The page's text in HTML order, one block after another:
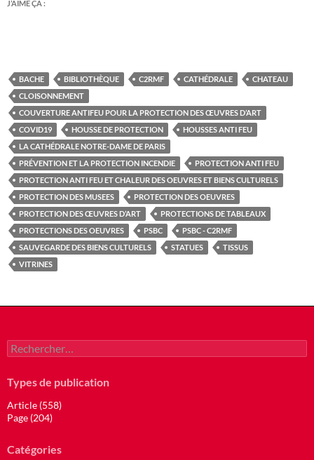
J’AIME ÇA :
BACHE BIBLIOTHÈQUE C2RMF CATHÉDRALE
CHATEAU
CLOISONNEMENT
COUVERTURE ANTIFEU POUR LA PROTECTION DES ŒUVRES D’ART
COVID19
HOUSSE DE PROTECTION
HOUSSES ANTI FEU
LA CATHÉDRALE NOTRE-DAME DE PARIS
PRÉVENTION ET LA PROTECTION INCENDIE
PROTECTION ANTI FEU
PROTECTION ANTI FEU ET CHALEUR DES OEUVRES ET BIENS CULTURELS
PROTECTION DES MUSEES
PROTECTION DES OEUVRES
PROTECTION DES ŒUVRES D’ART
PROTECTIONS DE TABLEAUX
PROTECTIONS DES OEUVRES
PSBC
PSBC - C2RMF
SAUVEGARDE DES BIENS CULTURELS
STATUES
TISSUS
VITRINES
Rechercher :
Types de publication
Article (558)
Page (204)
Catégories